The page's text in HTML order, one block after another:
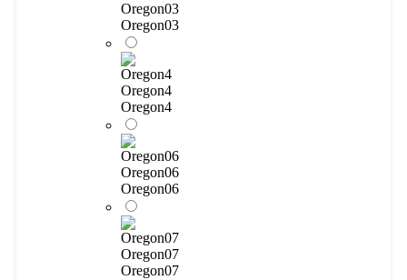
Oregon03
Oregon03
Oregon4
Oregon4
Oregon06
Oregon06
Oregon07
Oregon07